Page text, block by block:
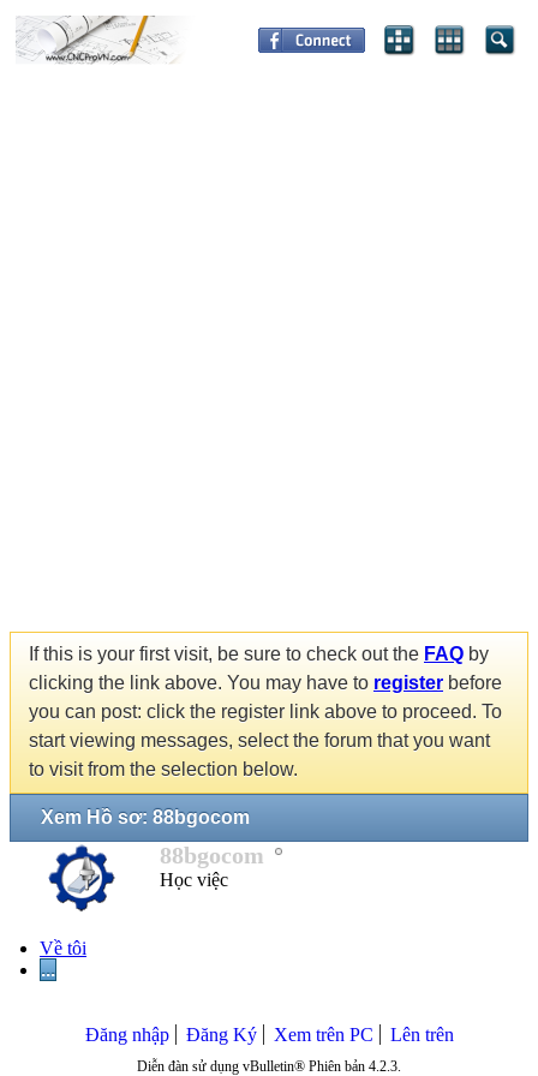
If this is your first visit, be sure to check out the FAQ by
clicking the link above. You may have to register before
you can post: click the register link above to proceed. To
start viewing messages, select the forum that you want
to visit from the selection below.
Xem Hồ sơ: 88bgocom
88bgocom
Học việc
Về tôi
...
Đăng nhập Đăng Ký Xem trên PC Lên trên
Diễn đàn sử dụng vBulletin® Phiên bản 4.2.3.